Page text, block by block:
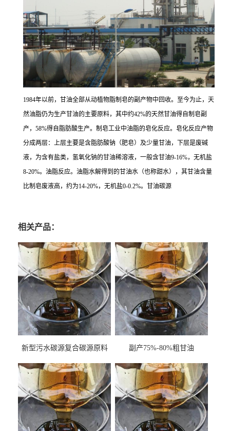
1984年以前，甘油全部从动植物脂制皂的副产物中回收。至今为止，天
然油脂仍为生产甘油的主要原料，其中约42%的天然甘油得自制皂副
产，58%得自脂肪酸生产。制皂工业中油脂的皂化反应。皂化反应产物
分成两层：上层主要是含脂肪酸钠（肥皂）及少量甘油，下层是废碱
液，为含有盐类，氢氧化钠的甘油稀溶液，一般含甘油9-16%，无机盐
8-20%。油脂反应。油脂水解得到的甘油水（也称甜水），其甘油含量
比制皂废液高，约为14-20%，无机盐0-0.2%。甘油碳源
相关产品：
新型污水碳源复合碳源原料
副产75%-80%粗甘油